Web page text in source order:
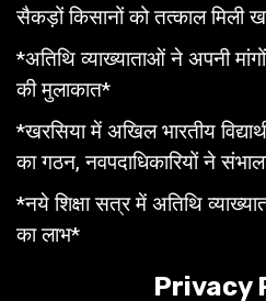
सैकड़ों किसानों को तत्काल मिली
*अतिथि व्याख्याताओं ने अपनी
की मुलाकात*
*खरसिया में अखिल भारतीय
का गठन, नवपदाधिकारियों ने
*नये शिक्षा सत्र में अतिथि
का लाभ*
Privacy